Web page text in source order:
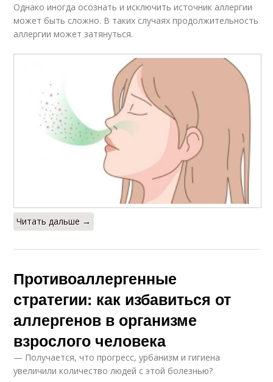
Однако иногда осознать и исключить источник аллергии
может быть сложно. В таких случаях продолжительность
аллергии может затянуться.
Читать дальше →
Противоаллергенные
стратегии: как избавиться от
аллергенов в организме
взрослого человека
— Получается, что прогресс, урбанизм и гигиена
увеличили количество людей с этой болезнью?